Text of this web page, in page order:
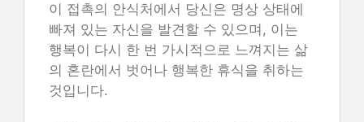
이 접촉의 안식처에서 당신은 명상 상태에
빠져 있는 자신을 발견할 수 있으며, 이는
행복이 다시 한 번 가시적으로 느껴지는 삶
의 혼란에서 벗어나 행복한 휴식을 취하는
것입니다.